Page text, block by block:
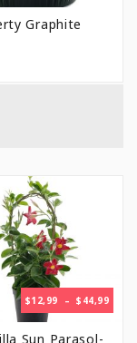
Graphite
$12,99 – $ 44,99
DE
Sun Parasol-